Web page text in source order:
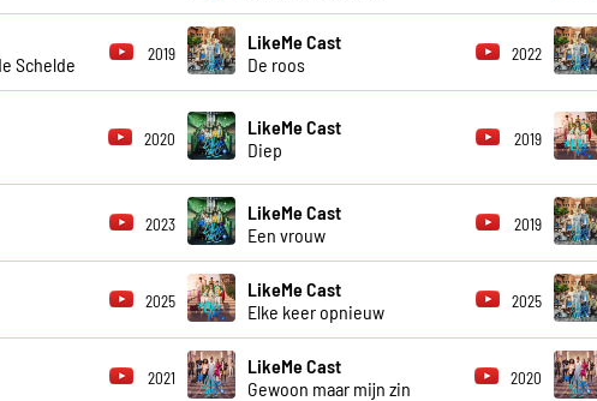
Schelde
2019
LikeMe Cast
De roos
2022
2020
LikeMe Cast
Diep
2019
2023
LikeMe Cast
Een vrouw
2019
2025
LikeMe Cast
Elke keer opnieuw
2025
2021
LikeMe Cast
Gewoon maar mijn zin
2020